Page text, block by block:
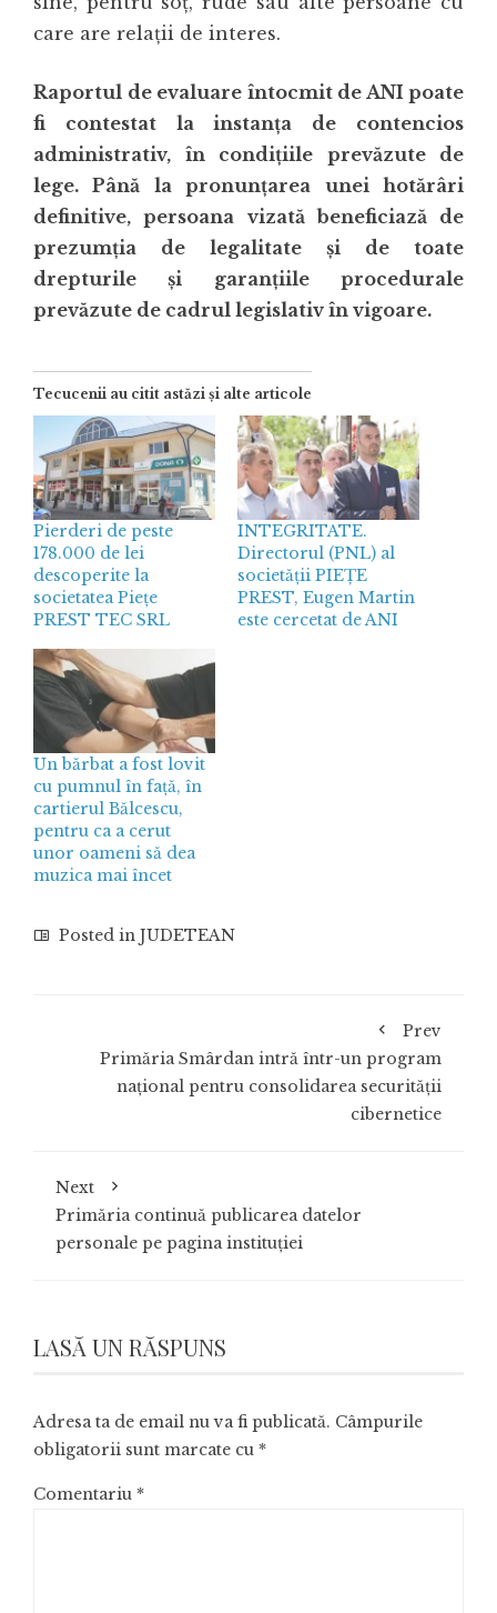
care are relații de interes.
Raportul de evaluare întocmit de ANI poate
fi contestat la instanța de contencios
administrativ, în condițiile prevăzute de
lege. Până la pronunțarea unei hotărâri
definitive, persoana vizată beneficiază de
prezumția de legalitate și de toate
drepturile și garanțiile procedurale
prevăzute de cadrul legislativ în vigoare.
Tecucenii au citit astăzi și alte articole
Pierderi de peste
178.000 de lei
descoperite la
societatea Piețe
PREST TEC SRL
INTEGRITATE.
Directorul (PNL) al
societății PIEȚE
PREST, Eugen Martin
este cercetat de ANI
Un bărbat a fost lovit
cu pumnul în față, în
cartierul Bălcescu,
pentru ca a cerut
unor oameni să dea
muzica mai încet
Posted in JUDETEAN
Prev
Primăria Smârdan intră într-un program
național pentru consolidarea securității
cibernetice
Next
Primăria continuă publicarea datelor
personale pe pagina instituției
LASĂ UN RĂSPUNS
Adresa ta de email nu va fi publicată. Câmpurile
obligatorii sunt marcate cu *
Comentariu *